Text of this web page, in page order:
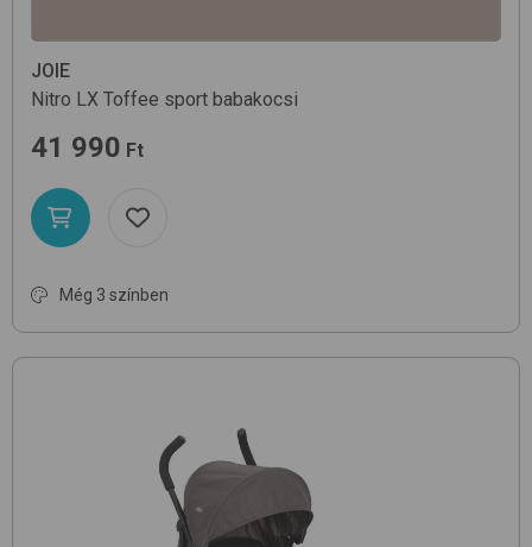
JOIE
Nitro LX Toffee sport babakocsi
41 990 Ft
Még 3 színben